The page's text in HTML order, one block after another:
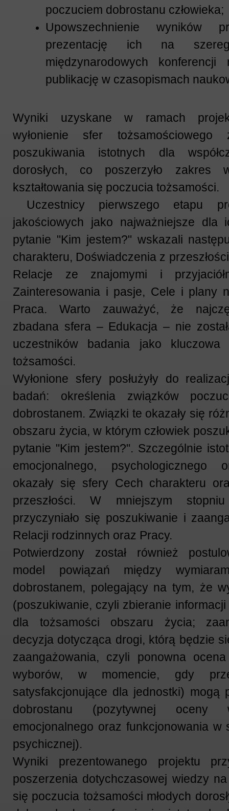
poczuciem dobrostanu człowieka;
Upowszechnienie wyników
prezentację ich na
międzynarodowych konferencji
publikację w czasopismach
Wyniki uzyskane w ramach
wyłonienie sfer tożsamościowego
poszukiwania istotnych dla
dorosłych, co poszerzyło zakres
kształtowania się poczucia tożsamości.
Uczestnicy pierwszego etapu
jakościowych jako najważniejsze dla
pytanie "Kim jestem?" wskazali
charakteru, Doświadczenia z
Relacje ze znajomymi i
Zainteresowania i pasje, Cele i plany
Praca. Warto zauważyć, że
zbadana sfera – Edukacja – nie
uczestników badania jako
tożsamości.
Wyłonione sfery posłużyły do
badań: określenia związków
dobrostanem. Związki te okazały się
obszaru życia, w którym człowiek
pytanie "Kim jestem?". Szczególnie
emocjonalnego, psychologicznego
okazały się sfery Cech charakteru
przeszłości. W mniejszym
przyczyniało się poszukiwanie i
Relacji rodzinnych oraz Pracy.
Potwierdzony został również
model powiązań między
dobrostanem, polegający na tym, że
(poszukiwanie, czyli zbieranie
dla tożsamości obszaru życia;
decyzja dotycząca drogi, którą będzie
zaangażowania, czyli ponowna
wyborów, w momencie, gdy
satysfakcjonujące dla jednostki) mogą
dobrostanu (pozytywnej oceny
emocjonalnego oraz funkcjonowania w
psychicznej).
Wyniki prezentowanego projektu
poszerzenia dotychczasowej wiedzy
się poczucia tożsamości młodych